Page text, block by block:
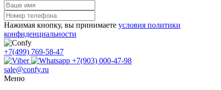
Нажимая кнопку, вы принимаете условия политики
конфиденциальности
+7(499) 769-58-47
+7(903) 000-47-98
sale@confy.ru
Меню